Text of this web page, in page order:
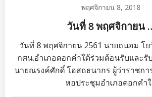
พฤศจิกายน 8, 2018
วันที่ 8 พฤศจิกายน
วันที่ 8 พฤศจิกายน 2561 นายถนอม โย
กศน.อำเภอดอกคำใต้ร่วมต้อนรับและรั
นายณรงค์ศักดิ์ โอสถธนากร ผู้ว่าราชกา
หอประชุมอำเภอดอกคำ